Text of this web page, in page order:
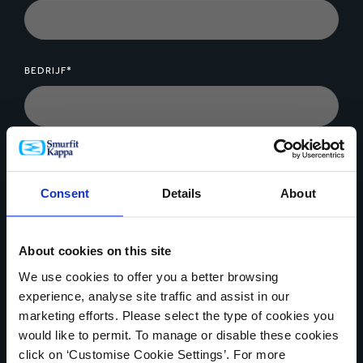
Consent Details About
About cookies on this site
We use cookies to offer you a better browsing
experience, analyse site traffic and assist in our
marketing efforts. Please select the type of cookies you
would like to permit. To manage or disable these cookies
click on ‘Customise Cookie Settings’. For more
BEDRIJF*
BERICHT*
Bestandsupload